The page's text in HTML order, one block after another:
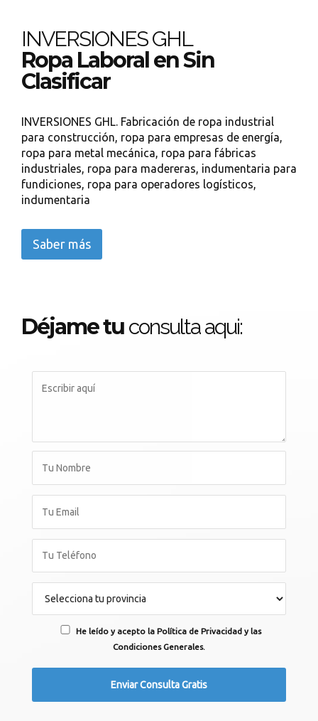
INVERSIONES GHL
Ropa Laboral en Sin
Clasificar
INVERSIONES GHL. Fabricación de ropa industrial
para construcción, ropa para empresas de energía,
ropa para metal mecánica, ropa para fábricas
industriales, ropa para madereras, indumentaria para
fundiciones, ropa para operadores logísticos,
indumentaria
Saber más
Déjame tu consulta aqui:
He leído y acepto la Política de Privacidad y las
Condiciones Generales.